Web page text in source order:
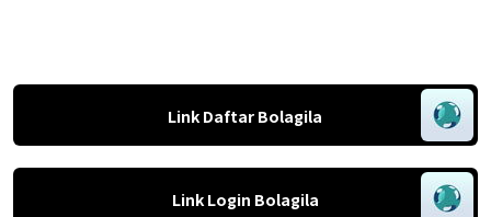
Link Daftar Bolagila
Link Login Bolagila